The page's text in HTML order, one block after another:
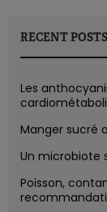
RECENT POSTS
Les
Manger sucré
Un microbiote
Poisson,